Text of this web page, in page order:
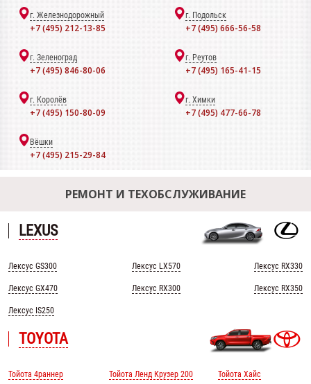
г. Железнодорожный
+7 (495) 212-13-85
г. Подольск
+7 (495) 666-56-58
г. Зеленоград
+7 (495) 846-80-06
г. Реутов
+7 (495) 165-41-15
г. Королёв
+7 (495) 150-80-09
г. Химки
+7 (495) 477-66-78
Вёшки
+7 (495) 215-29-84
РЕМОНТ И ТЕХОБСЛУЖИВАНИЕ
LEXUS
Лексус GS300
Лексус GX470
Лексус IS250
Лексус LX570
Лексус RX300
Лексус RX330
Лексус RX350
TOYOTA
Тойота 4раннер Тойота Ленд Крузер 200 Тойота Хайс